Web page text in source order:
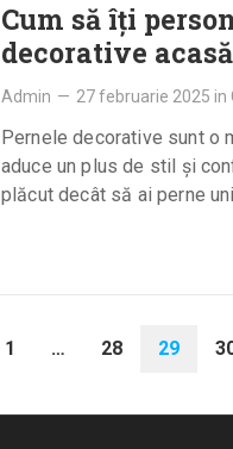
Cum să îți
decorative acasă
Admin — 27 februarie 2025 in
Pernele decorative sunt o
aduce un plus de stil și
plăcut decât să ai perne
1 … 28 29